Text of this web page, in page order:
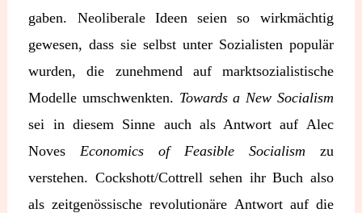
gaben. Neoliberale Ideen seien so wirkmächtig
gewesen, dass sie selbst unter Sozialisten populär
wurden, die zunehmend auf marktsozialistische
Modelle umschwenkten. Towards a New Socialism
sei in diesem Sinne auch als Antwort auf Alec
NovesEconomics of Feasible Socialism zu
verstehen. Cockshott/Cottrell sehen ihr Buch also
als zeitgenössische revolutionäre Antwort auf die